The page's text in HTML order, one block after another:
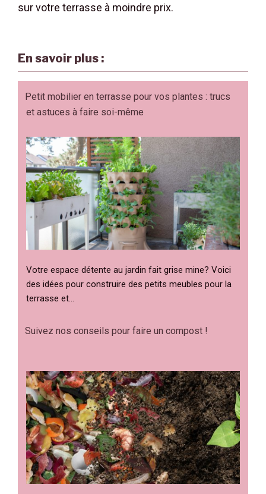
sur votre terrasse à moindre prix.
En savoir plus :
Petit mobilier en terrasse pour vos plantes : trucs
et astuces à faire soi-même
Votre espace détente au jardin fait grise mine? Voici
des idées pour construire des petits meubles pour la
terrasse et…
Suivez nos conseils pour faire un compost !